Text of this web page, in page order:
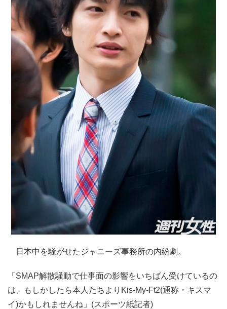
日本中を騒がせたジャニーズ事務所の内紛劇。
「SMAP解散騒動で仕事面の影響をいちばん受けているの
は、もしかしたら本人たちよりKis-My-Ft2(通称・キスマ
イ)かもしれませんね」(スポーツ紙記者)